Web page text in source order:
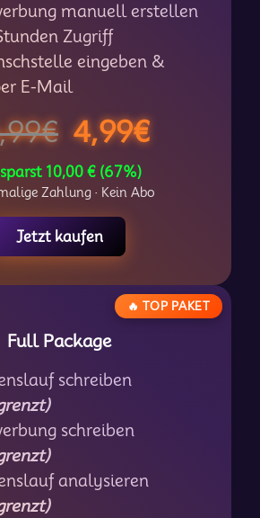
manuell erstellen
Zugriff
eingeben &
E-Mail
4,99€
10,00 € (67%)
Zahlung · Kein Abo
Jetzt kaufen
🔥 TOP PAKET
Full Package
schreiben
schreiben
analysieren